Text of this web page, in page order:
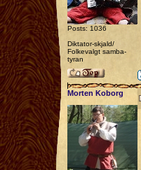
Posts: 1036
Diktator-skjald/
Folkevalgt samba-
tyran
Morten Koborg